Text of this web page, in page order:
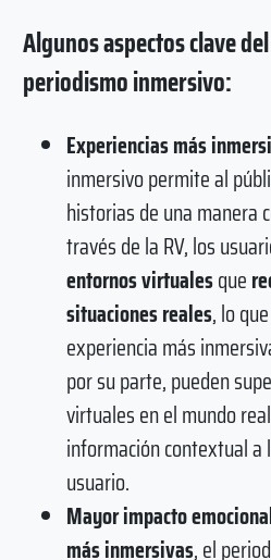
Algunos aspectos clave
periodismo inmersivo:
Experiencias más
inmersivo permite al
historias de una manera
través de la RV, los
entornos virtualesque
situaciones reales, lo
experiencia más
por su parte, pueden
virtuales en el mundo
información contextual a
usuario.
Mayor impacto
más inmersivas, el